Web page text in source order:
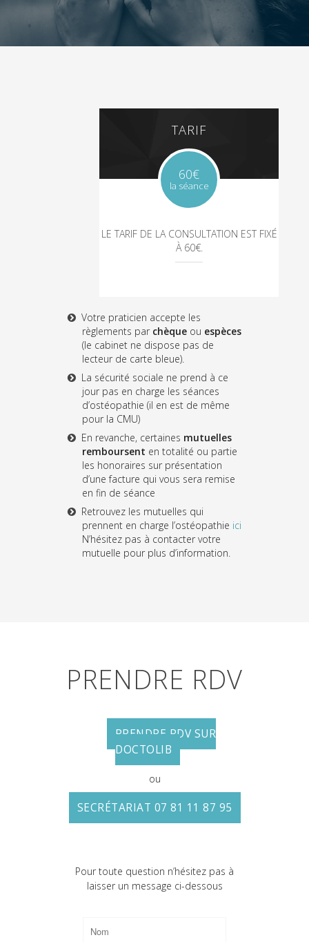
TARIF
60€
la séance
LE TARIF DE LA CONSULTATION EST FIXÉ
À 60€.
Votre praticien accepte les
règlements par chèqueou espèces
(le cabinet ne dispose pas de
lecteur de carte bleue).
La sécurité sociale ne prend à ce
jour pas en charge les séances
d’ostéopathie (il en est de même
pour la CMU)
En revanche, certaines mutuelles
remboursent en totalité ou partie
les honoraires sur présentation
d’une facture qui vous sera remise
en fin de séance
Retrouvez les mutuelles qui
prennent en charge l’ostéopathie ici
N’hésitez pas à contacter votre
mutuelle pour plus d’information.
PRENDRE RDV
PRENDRE RDV SUR
DOCTOLIB
ou
SECRÉTARIAT 07 81 11 87 95
Pour toute question n’hésitez pas à
laisser un message ci-dessous